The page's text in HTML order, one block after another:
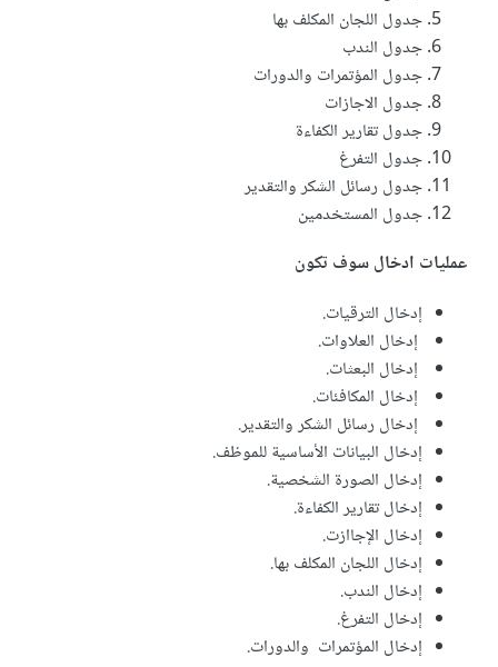
جدول اللجان المكلف بها
جدول الندب
جدول المؤتمرات والدورات
جدول الاجازات
جدول تقارير الكفاءة
جدول التفرغ
جدول رسائل الشكر والتقدير
جدول المستخدمين
عمليات ادخال سوف تكون
إدخال الترقيات.
إدخال العلاوات.
إدخال البعثات.
إدخال المكافئات.
إدخال رسائل الشكر والتقدير.
إدخال البيانات الأساسية للموظف.
إدخال الصورة الشخصية.
إدخال تقارير الكفاءة.
إدخال الإجاازت.
إدخال اللجان المكلف بها.
إدخال الندب.
إدخال التفرغ.
إدخال المؤتمرات والدورات.